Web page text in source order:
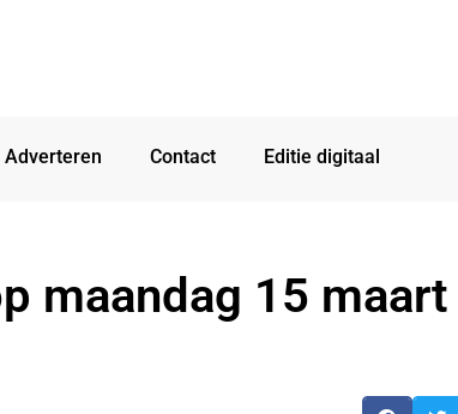
Adverteren Contact Editie digitaal
maandag 15 maart